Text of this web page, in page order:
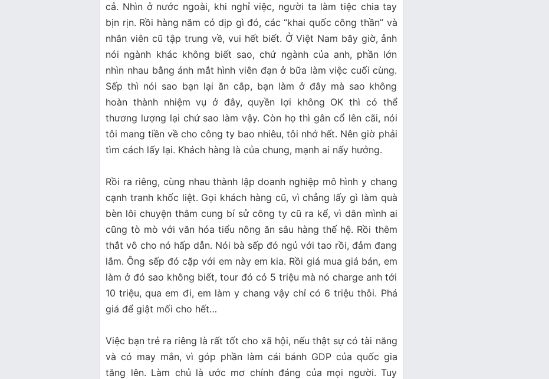
cả. Nhìn ở nước ngoài, khi nghỉ việc, người ta làm tiệc chia tay
bịn rịn. Rồi hàng năm có dịp gì đó, các “khai quốc công thần” và
nhân viên cũ tập trung về, vui hết biết. Ở Việt Nam bây giờ, ảnh
nói ngành khác không biết sao, chứ ngành của anh, phần lớn
nhìn nhau bằng ánh mắt hình viên đạn ở bữa làm việc cuối cùng.
Sếp thì nói sao bạn lại ăn cắp, bạn làm ở đây mà sao không
hoàn thành nhiệm vụ ở đây, quyền lợi không OK thì có thể
thương lượng lại chứ sao làm vậy. Còn họ thì gân cổ lên cãi, nói
tôi mang tiền về cho công ty bao nhiêu, tôi nhớ hết. Nên giờ phải
tìm cách lấy lại. Khách hàng là của chung, mạnh ai nấy hưởng.
Rồi ra riêng, cùng nhau thành lập doanh nghiệp mô hình y chang
cạnh tranh khốc liệt. Gọi khách hàng cũ, vì chẳng lấy gì làm quà
bèn lôi chuyện thâm cung bí sử công ty cũ ra kể, vì dân mình ai
cũng tò mò với văn hóa tiểu nông ăn sâu hàng thế hệ. Rồi thêm
thắt vô cho nó hấp dẫn. Nói bà sếp đó ngủ với tao rồi, đảm đang
lắm. Ông sếp đó cặp với em này em kia. Rồi giá mua giá bán, em
làm ở đó sao không biết, tour đó có 5 triệu mà nó charge anh tới
10 triệu, qua em đi, em làm y chang vậy chỉ có 6 triệu thôi. Phá
giá để giật mối cho hết…
Việc bạn trẻ ra riêng là rất tốt cho xã hội, nếu thật sự có tài năng
và có may mắn, vì góp phần làm cái bánh GDP của quốc gia
tăng lên. Làm chủ là ước mơ chính đáng của mọi người. Tuy